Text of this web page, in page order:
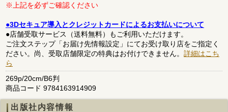
※上記を必ずご確認ください
●3Dセキュア導入とクレジットカードによるお支払いについて
●店舗受取サービス（送料無料）もご利用いただけます。
ご注文ステップ「お届け先情報設定」にてお受け取り店をご指定く
ださい。尚、受取店舗限定の特典はお付けできません。 詳細はこち
ら
269p/20cm/B6判
商品コード 9784163914909
出版社内容情報